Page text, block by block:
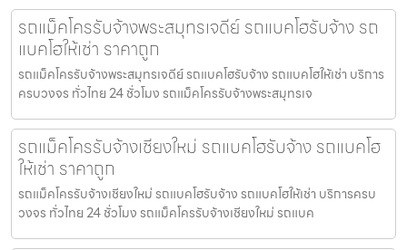
รถแม็คโครรับจ้างพระสมุทรเจดีย์ รถแบคโฮรับจ้าง รถ
แบคโฮให้เช่า ราคาถูก
รถแม็คโครรับจ้างพระสมุทรเจดีย์ รถแบคโฮรับจ้าง รถแบคโฮให้เช่า บริการ
ครบวงจร ทั่วไทย 24 ชั่วโมง รถแม็คโครรับจ้างพระสมุทรเจ
รถแม็คโครรับจ้างเชียงใหม่ รถแบคโฮรับจ้าง รถแบคโฮ
ให้เช่า ราคาถูก
รถแม็คโครรับจ้างเชียงใหม่ รถแบคโฮรับจ้าง รถแบคโฮให้เช่า บริการครบ
วงจร ทั่วไทย 24 ชั่วโมง รถแม็คโครรับจ้างเชียงใหม่ รถแบค